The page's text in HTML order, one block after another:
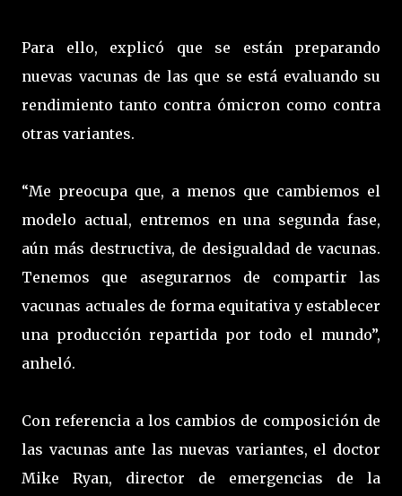
Para ello, explicó que se están preparando
nuevas vacunas de las que se está evaluando su
rendimiento tanto contra ómicron como contra
otras variantes.
“Me preocupa que, a menos que cambiemos el
modelo actual, entremos en una segunda fase,
aún más destructiva, de desigualdad de vacunas.
Tenemos que asegurarnos de compartir las
vacunas actuales de forma equitativa y establecer
una producción repartida por todo el mundo”,
anheló.
Con referencia a los cambios de composición de
las vacunas ante las nuevas variantes, el doctor
Mike Ryan, director de emergencias de la